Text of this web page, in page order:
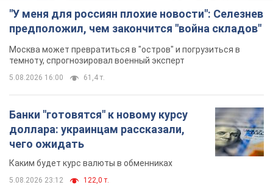
"У меня для россиян плохие новости": Селезнев
предположил, чем закончится "война складов"
Москва может превратиться в "остров" и погрузиться в
темноту, спрогнозировал военный эксперт
5.08.2026 16:00 61,4 т.
Банки "готовятся" к новому курсу
доллара: украинцам рассказали,
чего ожидать
Каким будет курс валюты в обменниках
5.08.2026 23:12 122,0 т.